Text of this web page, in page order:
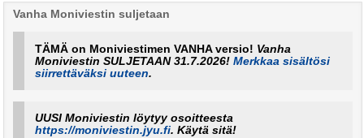
Vanha Moniviestin suljetaan
TÄMÄ on Moniviestimen VANHA versio! Vanha
Moniviestin SULJETAAN 31.7.2026!Merkkaa sisältösi
siirrettäväksi uuteen.
UUSI Moniviestin löytyy osoitteesta
https://moniviestin.jyu.fi. Käytä sitä!